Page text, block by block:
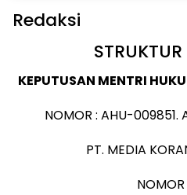
Redaksi
KEPUTUSAN MENTRI
NOMOR : AHU-009851.
PT. MEDIA